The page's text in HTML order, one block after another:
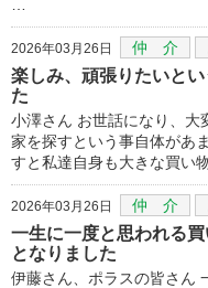
2026年03月26日 仲 介
楽しみ、頑張りたいと
た
小澤さん お世話になり、大
家を探すという事自体があ
すと私達自身も大きな買い
2026年03月26日 仲 介
一生に一度と思われる
となりました
伊藤さん、ポラスの皆さん